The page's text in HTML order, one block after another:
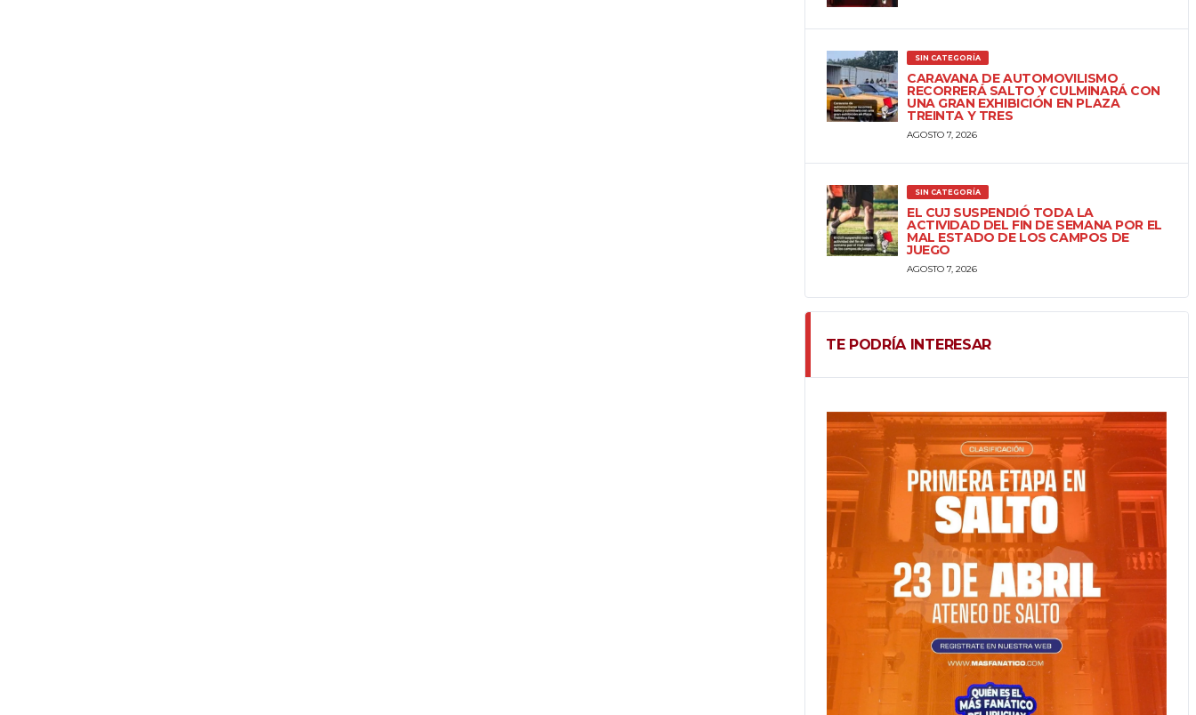
SIN CATEGORÍA
CARAVANA DE AUTOMOVILISMO
RECORRERÁ SALTO Y CULMINARÁ CON
UNA GRAN EXHIBICIÓN EN PLAZA
TREINTA Y TRES
AGOSTO 7, 2026
SIN CATEGORÍA
EL CUJ SUSPENDIÓ TODA LA
ACTIVIDAD DEL FIN DE SEMANA POR EL
MAL ESTADO DE LOS CAMPOS DE
JUEGO
AGOSTO 7, 2026
TE PODRÍA INTERESAR